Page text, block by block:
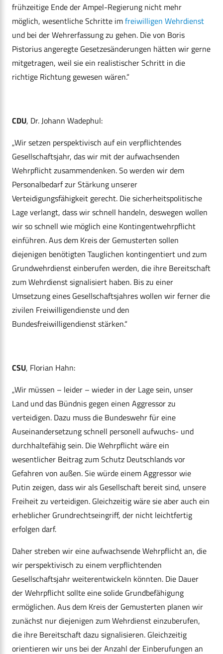
frühzeitige Ende der Ampel-Regierung nicht mehr
möglich, wesentliche Schritte imfreiwilligen Wehrdienst
und bei der Wehrerfassung zu gehen. Die von Boris
Pistorius angeregte Gesetzesänderungen hätten wir gerne
mitgetragen, weil sie ein realistischer Schritt in die
richtige Richtung gewesen wären.“
CDU, Dr. Johann Wadephul:
„Wir setzen perspektivisch auf ein verpflichtendes
Gesellschaftsjahr, das wir mit der aufwachsenden
Wehrpflicht zusammendenken. So werden wir dem
Personalbedarf zur Stärkung unserer
Verteidigungsfähigkeit gerecht. Die sicherheitspolitische
Lage verlangt, dass wir schnell handeln, deswegen wollen
wir so schnell wie möglich eine Kontingentwehrpflicht
einführen. Aus dem Kreis der Gemusterten sollen
diejenigen benötigten Tauglichen kontingentiert und zum
Grundwehrdienst einberufen werden, die ihre Bereitschaft
zum Wehrdienst signalisiert haben. Bis zu einer
Umsetzung eines Gesellschaftsjahres wollen wir ferner die
zivilen Freiwilligendienste und den
Bundesfreiwilligendienst stärken.“
CSU, Florian Hahn:
„Wir müssen – leider – wieder in der Lage sein, unser
Land und das Bündnis gegen einen Aggressor zu
verteidigen. Dazu muss die Bundeswehr für eine
Auseinandersetzung schnell personell aufwuchs- und
durchhaltefähig sein. Die Wehrpflicht wäre ein
wesentlicher Beitrag zum Schutz Deutschlands vor
Gefahren von außen. Sie würde einem Aggressor wie
Putin zeigen, dass wir als Gesellschaft bereit sind, unsere
Freiheit zu verteidigen. Gleichzeitig wäre sie aber auch ein
erheblicher Grundrechtseingriff, der nicht leichtfertig
erfolgen darf.
Daher streben wir eine aufwachsende Wehrpflicht an, die
wir perspektivisch zu einem verpflichtenden
Gesellschaftsjahr weiterentwickeln könnten. Die Dauer
der Wehrpflicht sollte eine solide Grundbefähigung
ermöglichen. Aus dem Kreis der Gemusterten planen wir
zunächst nur diejenigen zum Wehrdienst einzuberufen,
die ihre Bereitschaft dazu signalisieren. Gleichzeitig
orientieren wir uns bei der Anzahl der Einberufungen an